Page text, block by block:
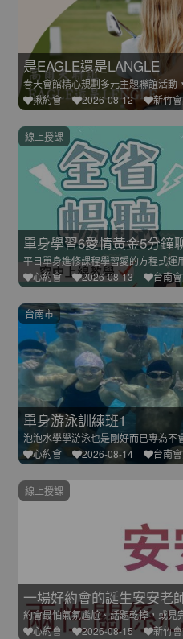
是EAGLE還是LANGLE
春天會館精心規劃多元主題聯誼活動
揪約會
2026-08-12 新竹
單身學習6愛情黃金5分鐘
平日單身進修課程學習愛的方程式運
心約會
2026-08-13 台南
線上授課
單身游泳訓練班1
泡泡水學學游泳也是剛好而已專為不
心約會
2026-08-14 台南
台南市
一場好約會的誕生安安老
約會最怕氣氛尷尬、話題乾掉，或見
心約會
2026-08-15 新竹
線上授課